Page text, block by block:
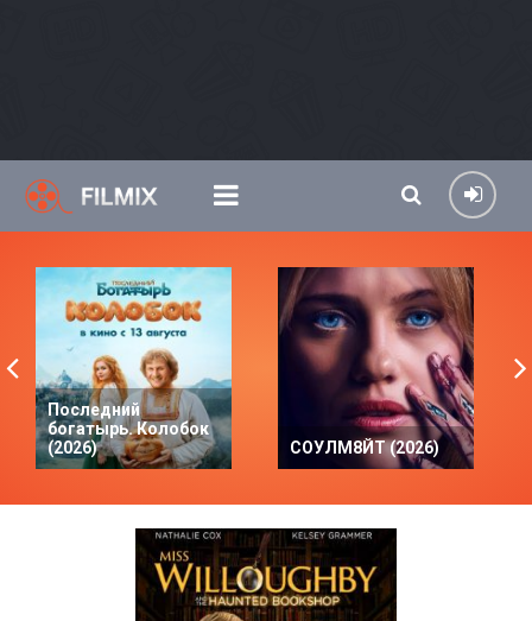
Последний
богатырь. Колобок
(2026)
СОУЛМ8ЙТ (2026)